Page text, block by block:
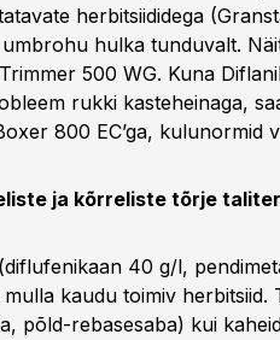
herbitsiididega
hulka tunduvalt.
500 WG. Kuna
rukki kasteheinaga,
800 EC’ga, kulunormid
ja kõrreliste tõrje
40 g/l,
kaudu toimiv
põld-rebasesaba) kui